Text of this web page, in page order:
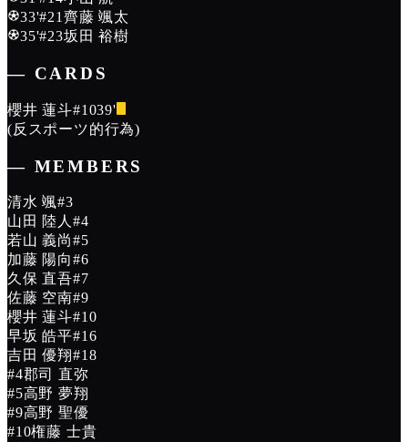
33'#21齊藤 颯太
35'#23坂田 裕樹
― CARDS
櫻井 蓮斗#1039'
(反スポーツ的行為)
― MEMBERS
清水 颯#3
山田 陸人 #4
若山 義尚#5
加藤 陽向#6
久保 直吾#7
佐藤 空南#9
櫻井 蓮斗#10
早坂 皓平#16
吉田 優翔#18
#4郡司 直弥
#5高野 夢翔
#9高野 聖優
#10権藤 士貴